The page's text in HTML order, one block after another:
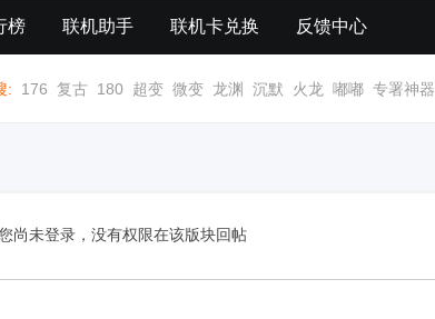
榜 联机助手 联机卡兑换 反馈中心
: 176 复古 180 超变 微变 龙渊 沉默 火龙 嘟嘟 专署神器
尚未登录，没有权限在该版块回帖